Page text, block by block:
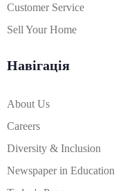
Customer Service
Sell Your Home
Навігація
About Us
Careers
Diversity & Inclusion
Newspaper in Education